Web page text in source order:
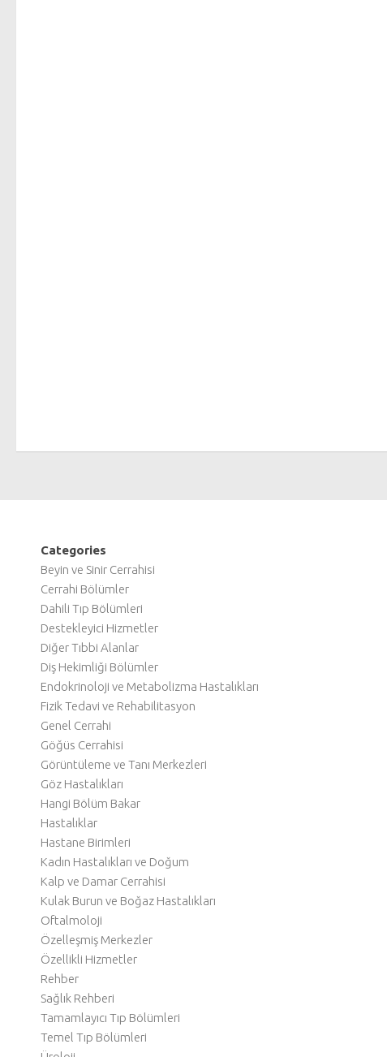
Categories
Beyin ve Sinir Cerrahisi
Cerrahi Bölümler
Dahili Tıp Bölümleri
Destekleyici Hizmetler
Diğer Tıbbi Alanlar
Diş Hekimliği Bölümler
Endokrinoloji ve Metabolizma Hastalıkları
Fizik Tedavi ve Rehabilitasyon
Genel Cerrahi
Göğüs Cerrahisi
Görüntüleme ve Tanı Merkezleri
Göz Hastalıkları
Hangi Bölüm Bakar
Hastalıklar
Hastane Birimleri
Kadın Hastalıkları ve Doğum
Kalp ve Damar Cerrahisi
Kulak Burun ve Boğaz Hastalıkları
Oftalmoloji
Özelleşmiş Merkezler
Özellikli Hizmetler
Rehber
Sağlık Rehberi
Tamamlayıcı Tıp Bölümleri
Temel Tıp Bölümleri